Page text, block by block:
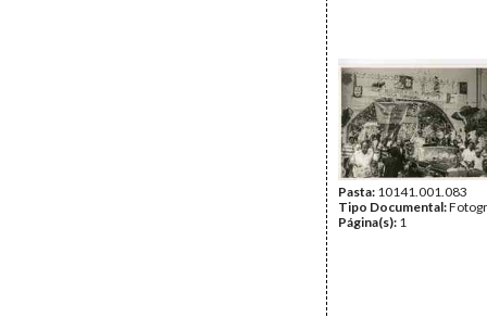
Pasta: 10141.001.083
Tipo Documental:
Página(s): 1